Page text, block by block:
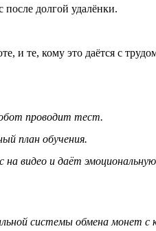
долгой удалёнки.
и те, кому это даётся с
проводит тест.
план обучения.
видео и даёт
системы обмена монет с